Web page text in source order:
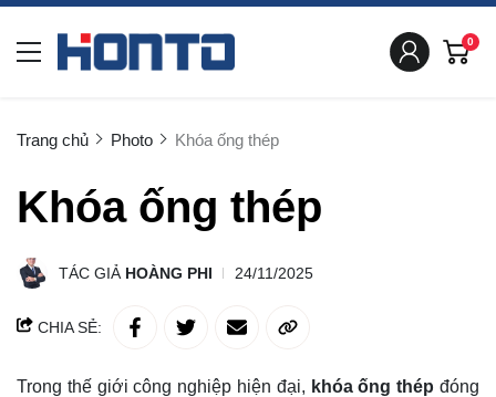
0
Trang chủ Photo Khóa ống thép
Khóa ống thép
TÁC GIẢ HOÀNG PHI 24/11/2025
CHIA SẺ:
Trong thế giới công nghiệp hiện đại, khóa ống thép đóng